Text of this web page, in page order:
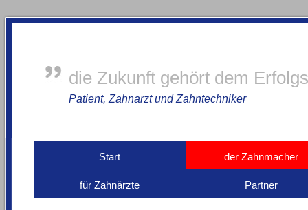
die Zukunft gehört dem
Patient, Zahnarzt und Zahntechniker
Start der Zahnmacher
für Zahnärzte Partner